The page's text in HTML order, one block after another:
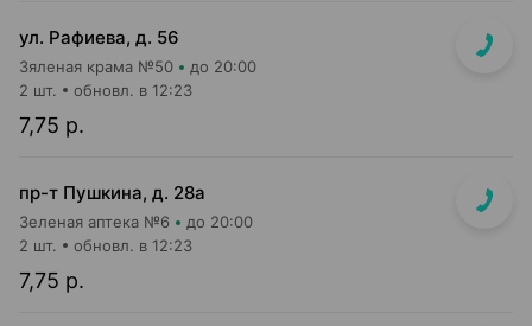
ул. Рафиева, д. 56
Зяленая крама №50 до 20:00
7,75 р.
2 шт. обновл. в 12:23
пр-т Пушкина, д. 28а
Зеленая аптека №6 до 20:00
7,75 р.
2 шт. обновл. в 12:23